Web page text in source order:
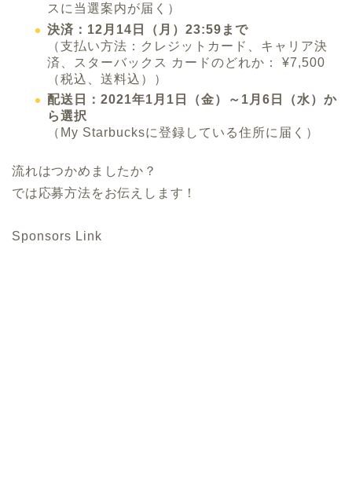
スに当選案内が届く）
決済：12月14日（月）23:59まで
（支払い方法：クレジットカード、キャリア決
済、スターバックス カードのどれか： ¥7,500
（税込、送料込））
配送日：2021年1月1日（金）～1月6日（水）か
ら選択
（My Starbucksに登録している住所に届く）
流れはつかめましたか？
では応募方法をお伝えします！
Sponsors Link